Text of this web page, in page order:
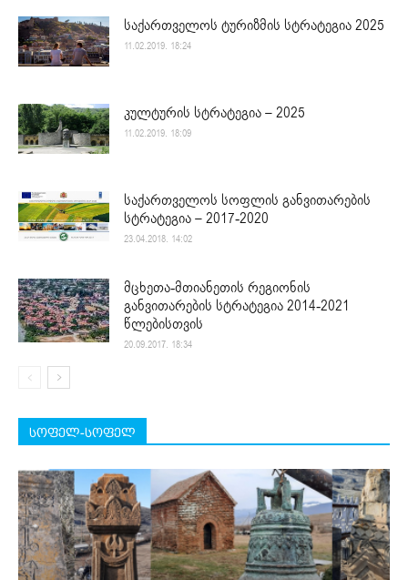
საქართველოს ტურიზმის სტრატეგია 2025
11.02.2019. 18:24
კულტურის სტრატეგია – 2025
11.02.2019. 18:09
საქართველოს სოფლის განვითარების
სტრატეგია – 2017-2020
23.04.2018. 14:02
მცხეთა-მთიანეთის რეგიონის
განვითარების სტრატეგია 2014-2021
წლებისთვის
20.09.2017. 18:34
სოფელ-სოფელ